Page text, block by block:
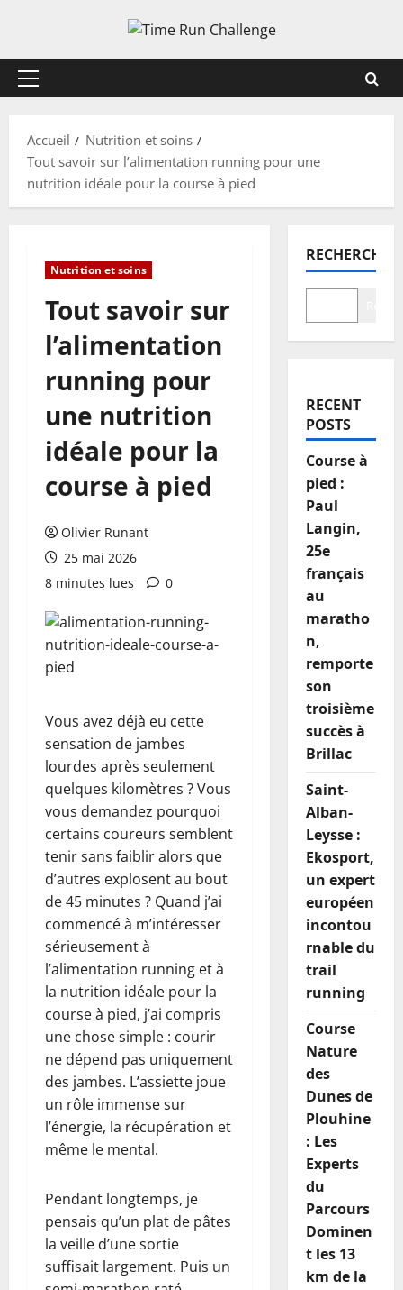
contenu
Menu
Accueil
Nutrition et soins
Tout savoir sur l’alimentation running pour une
nutrition idéale pour la course à pied
Nutrition et soins
Tout savoir sur
l’alimentation
running pour
une nutrition
idéale pour la
course à pied
Olivier Runant
25 mai 2026
8 minutes lues
0
Vous avez déjà eu cette
sensation de jambes
lourdes après seulement
quelques kilomètres ? Vous
vous demandez pourquoi
certains coureurs semblent
tenir sans faiblir alors que
d’autres explosent au bout
de 45 minutes ? Quand j’ai
commencé à m’intéresser
sérieusement à
l’alimentation running et à
la nutrition idéale pour la
course à pied, j’ai compris
une chose simple : courir
ne dépend pas uniquement
des jambes. L’assiette joue
un rôle immense sur
l’énergie, la récupération et
même le mental.
Pendant longtemps, je
pensais qu’un plat de pâtes
la veille d’une sortie
suffisait largement. Puis un
RECHERCHER
RECENT
POSTS
Course à
pied :
Paul
Langin,
25e
français
au
maratho
n,
remporte
son
troisième
succès à
Brillac
Saint-
Alban-
Leysse :
Ekosport,
un expert
européen
incontou
rnable du
trail
running
Course
Nature
des
Dunes de
Plouhine
: Les
Experts
du
Parcours
Dominen
t les 13
km de la